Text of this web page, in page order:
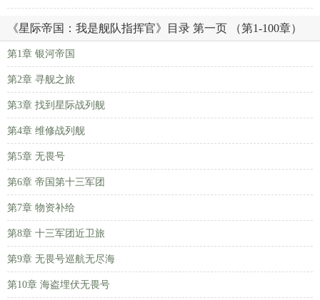
《星际帝国：我是舰队指挥官》目录 第一页 （第1-100章）
第1章 银河帝国
第2章 寻舰之旅
第3章 找到星际战列舰
第4章 维修战列舰
第5章 无畏号
第6章 帝国第十三军团
第7章 物资补给
第8章 十三军团近卫旅
第9章 无畏号巡航无尽海
第10章 海盗埋伏无畏号